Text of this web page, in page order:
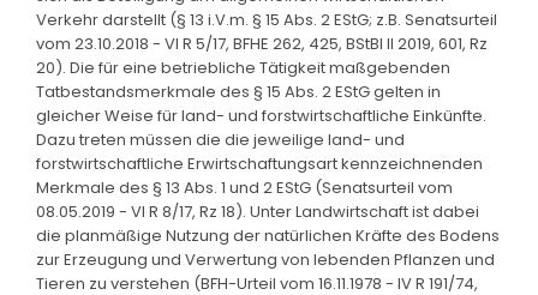
Verkehr darstellt (§ 13 i.V.m. § 15 Abs. 2 EStG; z.B. Senatsurteil
vom 23.10.2018 - VI R 5/17, BFHE 262, 425, BStBl II 2019, 601, Rz
20). Die für eine betriebliche Tätigkeit maßgebenden
Tatbestandsmerkmale des § 15 Abs. 2 EStG gelten in
gleicher Weise für land- und forstwirtschaftliche Einkünfte.
Dazu treten müssen die die jeweilige land- und
forstwirtschaftliche Erwirtschaftungsart kennzeichnenden
Merkmale des § 13 Abs. 1 und 2 EStG (Senatsurteil vom
08.05.2019 - VI R 8/17, Rz 18). Unter Landwirtschaft ist dabei
die planmäßige Nutzung der natürlichen Kräfte des Bodens
zur Erzeugung und Verwertung von lebenden Pflanzen und
Tieren zu verstehen (BFH-Urteil vom 16.11.1978 - IV R 191/74,